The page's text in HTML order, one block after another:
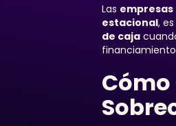
Las
estacional,
de caja